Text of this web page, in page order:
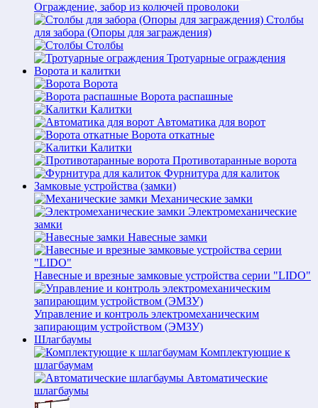
Ограждение, забор из колючей проволоки
Столбы
для забора (Опоры для заграждения)
Столбы
Тротуарные ограждения
Ворота и калитки
Ворота
Ворота распашные
Калитки
Автоматика для ворот
Ворота откатные
Калитки
Противотаранные ворота
Фурнитура для калиток
Замковые устройства (замки)
Механические замки
Электромеханические
замки
Навесные замки
Навесные и врезные замковые устройства серии "LIDO"
Управление и контроль электромеханическим
запирающим устройством (ЭМЗУ)
Шлагбаумы
Комплектующие к
шлагбаумам
Автоматические
шлагбаумы